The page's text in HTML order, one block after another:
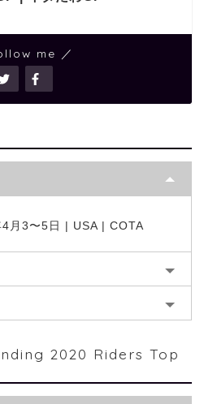
me ／
月3〜5日 | USA | COTA
2020 Riders Top